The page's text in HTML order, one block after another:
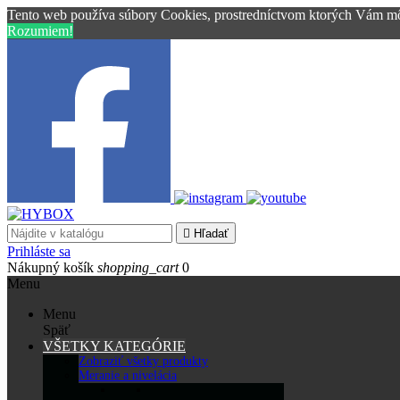
Tento web používa súbory Cookies, prostredníctvom ktorých Vám
Rozumiem!
 Hľadať
Prihláste sa
Nákupný košík shopping_cart 0
Menu
Menu
Späť
VŠETKY KATEGÓRIE
Zobraziť všetky produkty
Meranie a nivelácia